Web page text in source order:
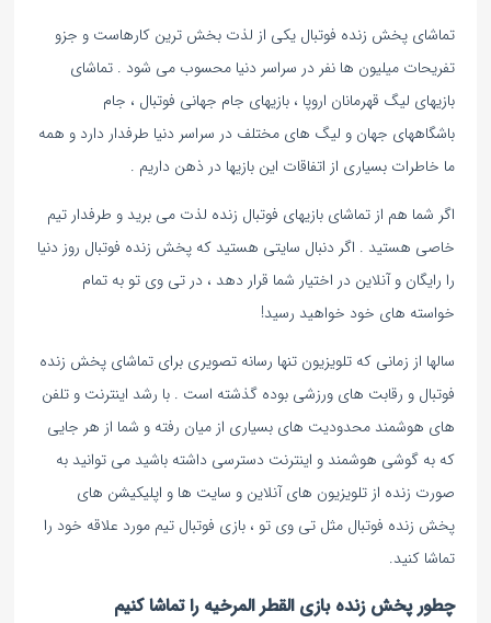
تماشای پخش زنده فوتبال یکی از لذت بخش ترین کارهاست و جزو
تفریحات میلیون ها نفر در سراسر دنیا محسوب می شود . تماشای
بازیهای لیگ قهرمانان اروپا ، بازیهای جام جهانی فوتبال ، جام
باشگاههای جهان و لیگ های مختلف در سراسر دنیا طرفدار دارد و همه
ما خاطرات بسیاری از اتفاقات این بازیها در ذهن داریم .
اگر شما هم از تماشای بازیهای فوتبال زنده لذت می برید و طرفدار تیم
خاصی هستید . اگر دنبال سایتی هستید که پخش زنده فوتبال روز دنیا
را رایگان و آنلاین در اختیار شما قرار دهد ، در تی وی تو به تمام
خواسته های خود خواهید رسید!
سالها از زمانی که تلویزیون تنها رسانه تصویری برای تماشای پخش زنده
فوتبال و رقابت های ورزشی بوده گذشته است . با رشد اینترنت و تلفن
های هوشمند محدودیت های بسیاری از میان رفته و شما از هر جایی
که به گوشی هوشمند و اینترنت دسترسی داشته باشید می توانید به
صورت زنده از تلویزیون های آنلاین و سایت ها و اپلیکیشن های
پخش زنده فوتبال مثل تی وی تو ، بازی فوتبال تیم مورد علاقه خود را
تماشا کنید.
چطور پخش زنده بازی القطر المرخیه را تماشا کنیم